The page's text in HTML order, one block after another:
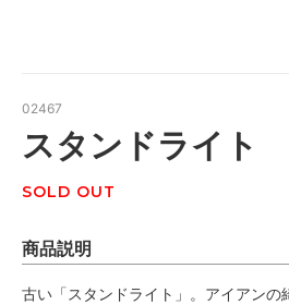
02467
スタンドライト
SOLD OUT
商品説明
古い「スタンドライト」。アイアンの